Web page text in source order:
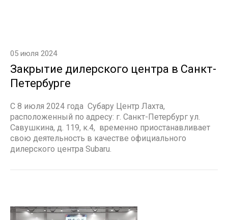
05 июля 2024
Закрытие дилерского центра в Санкт-
Петербурге
С 8 июля 2024 года Субару Центр Лахта,
расположенный по адресу: г. Санкт-Петербург ул.
Савушкина, д. 119, к.4, временно приостанавливает
свою деятельность в качестве официального
дилерского центра Subaru.